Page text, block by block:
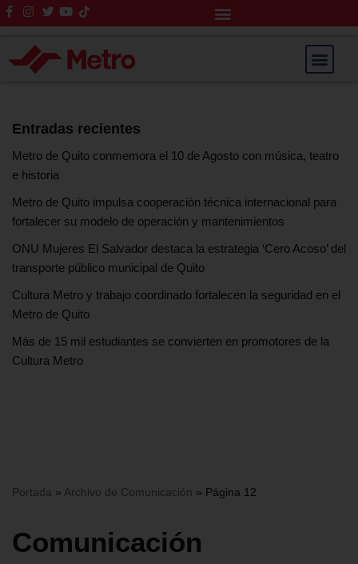
Saltar
al
Entradas recientes
Metro de Quito conmemora el 10 de Agosto con música, teatro
e historia
Metro de Quito impulsa cooperación técnica internacional para
fortalecer su modelo de operación y mantenimientos
ONU Mujeres El Salvador destaca la estrategia ‘Cero Acoso’ del
transporte público municipal de Quito
Cultura Metro y trabajo coordinado fortalecen la seguridad en el
Metro de Quito
Más de 15 mil estudiantes se convierten en promotores de la
Cultura Metro
Portada » Archivo de Comunicación » Página 12
Comunicación